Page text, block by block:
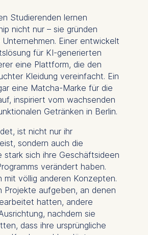
Studierenden lernen
nicht nur – sie gründen
Einer entwickelt
für KI-generierten
eine Plattform, die den
Kleidung vereinfacht. Ein
eine Matcha-Marke für die
inspiriert vom wachsenden
Getränken in Berlin.
ist nicht nur ihr
sondern auch die
stark sich ihre Geschäftsideen
verändert haben.
völlig anderen Konzepten.
Projekte aufgeben, an denen
hatten, andere
nachdem sie
dass ihre ursprüngliche